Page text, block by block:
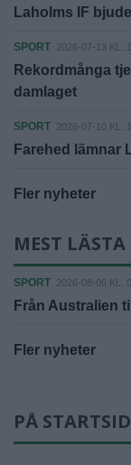
Laholms IF
SPORT 2026-07-13 KL.
Rekordmånga
damlaget
SPORT 2026-07-10 KL.
Farehed lämnar
Fler nyheter
MEST LÄSTA
SPORT 2026-08-06 KL.
Från Australien
Fler nyheter
PÅ